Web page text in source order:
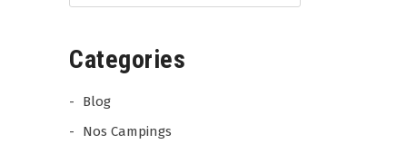
Categories
Blog
Nos Campings